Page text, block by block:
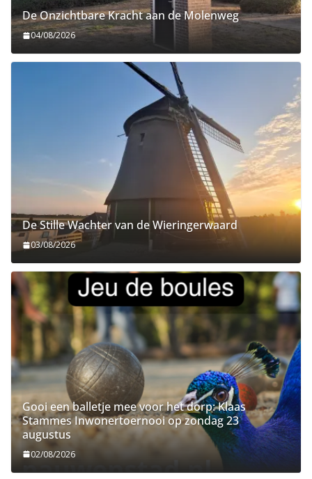
De Onzichtbare Kracht aan de Molenweg
04/08/2026
De Stille Wachter van de Wieringerwaard
03/08/2026
Gooi een balletje mee voor het dorp: Klaas
Stammes Inwonertoernooi op zondag 23
augustus
02/08/2026